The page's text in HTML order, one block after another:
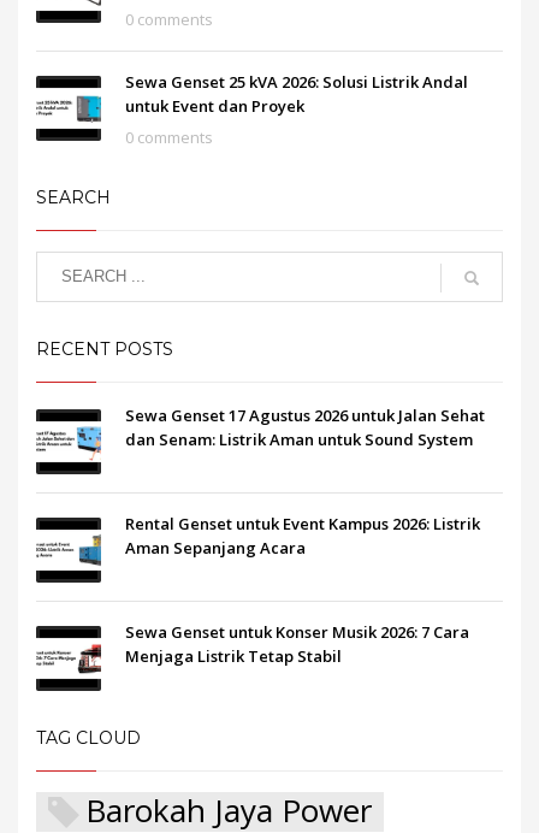
0 comments
Sewa Genset 25 kVA 2026: Solusi Listrik Andal
untuk Event dan Proyek
0 comments
SEARCH
RECENT POSTS
Sewa Genset 17 Agustus 2026 untuk Jalan Sehat
dan Senam: Listrik Aman untuk Sound System
Rental Genset untuk Event Kampus 2026: Listrik
Aman Sepanjang Acara
Sewa Genset untuk Konser Musik 2026: 7 Cara
Menjaga Listrik Tetap Stabil
TAG CLOUD
Barokah Jaya Power